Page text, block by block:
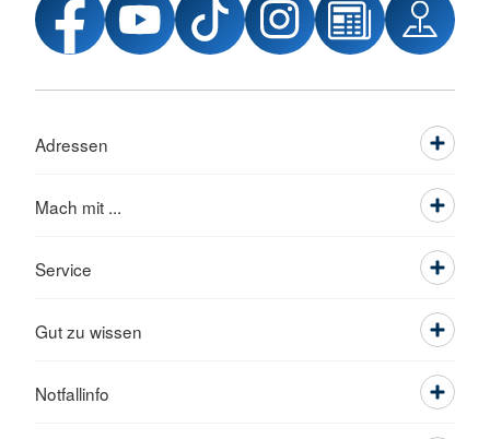
Adressen
Mach mit ...
Service
Gut zu wissen
Notfallinfo